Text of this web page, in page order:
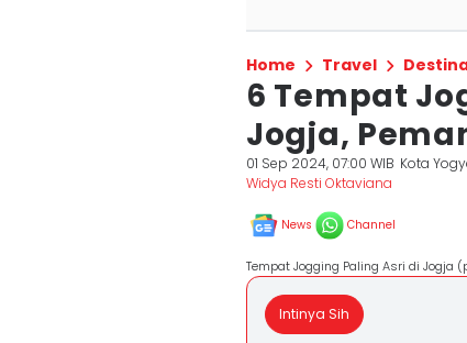
Home Travel
6 Tempat
Jogja,
01 Sep 2024, 07:00 WIB Kota
Widya Resti Oktaviana
News Channel
Tempat Jogging Paling Asri di Jogja
Intinya Sih